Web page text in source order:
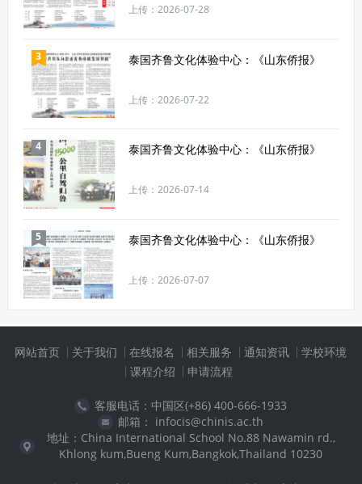
上传：2026-07-28
3 泰国齐鲁文化体验中心：《山东侨报》
上传：2026-07-22
4 泰国齐鲁文化体验中心：《山东侨报》
上传：2026-07-14
5 泰国齐鲁文化体验中心：《山东侨报》
上传：2026-07-07
网站首页 关于我们 在线报名 相关服务 通知资讯
学校环境
课程介绍
申请流程
客服电话：中国区(+86) 400-666-1933
邮箱： infocis@chinis.ac.th
地址：China International School No.88 Nawamin rd.,
Khlong kum,Bueng Kum,Bangkok,Thailand 10230